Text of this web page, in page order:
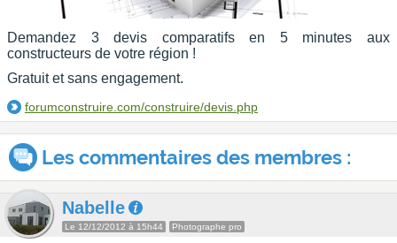
Demandez 3 devis comparatifs en 5 minutes aux
constructeurs de votre région !
Gratuit et sans engagement.
forumconstruire.com/construire/devis.php
Les commentaires des membres :
Nabelle
Le 12/12/2012 à 15h44 Photographe pro